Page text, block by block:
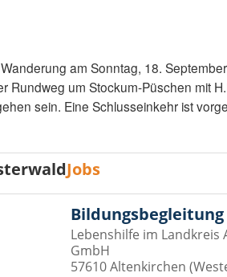
am Sonntag, 18.
Rundweg um Stockum-Püschen mit
sein. Eine Schlusseinkehr ist
Jobs
Lebenshilfe im Landkreis
GmbH
57610 Altenkirchen